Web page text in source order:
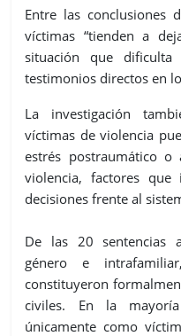
Entre las conclusiones
víctimas “tienden a
situación que
testimonios directos en
La investigación
víctimas de violencia
estrés postraumático
violencia, factores
decisiones frente al
De las 20 sentencias
género e
constituyeron
civiles. En la
únicamente como